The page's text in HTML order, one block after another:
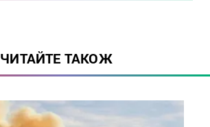
ЧИТАЙТЕ ТАКОЖ